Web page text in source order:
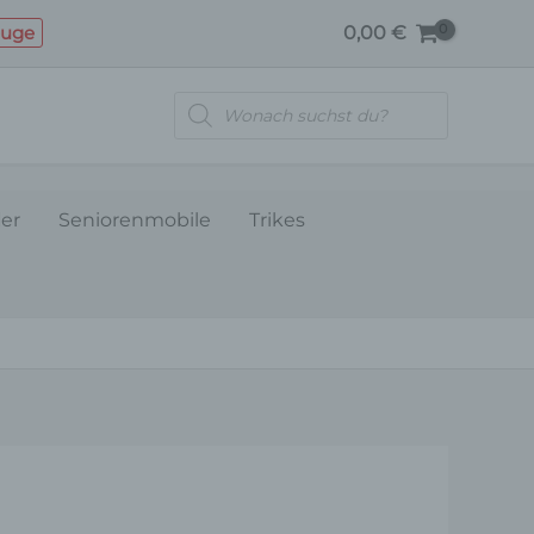
0,00 €
Products
search
Seniorenmobile Trikes